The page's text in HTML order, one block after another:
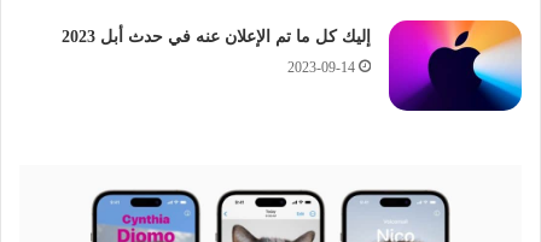
إليك كل ما تم الإعلان عنه في حدث أبل 2023
2023-09-14